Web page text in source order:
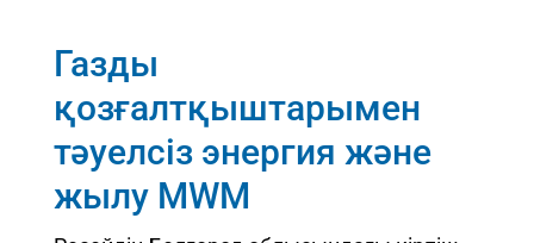
Газды
қозғалтқыштарымен
тәуелсіз энергия және
жылу MWM